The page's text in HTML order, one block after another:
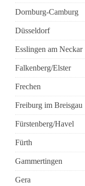
Dornburg-Camburg
Düsseldorf
Esslingen am Neckar
Falkenberg/Elster
Frechen
Freiburg im Breisgau
Fürstenberg/Havel
Fürth
Gammertingen
Gera